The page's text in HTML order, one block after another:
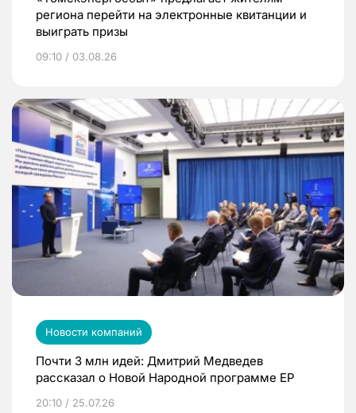
региона перейти на электронные квитанции и
выиграть призы
09:10 / 03.08.26
Новости компаний
Почти 3 млн идей: Дмитрий Медведев
рассказал о Новой Народной программе ЕР
20:10 / 25.07.26